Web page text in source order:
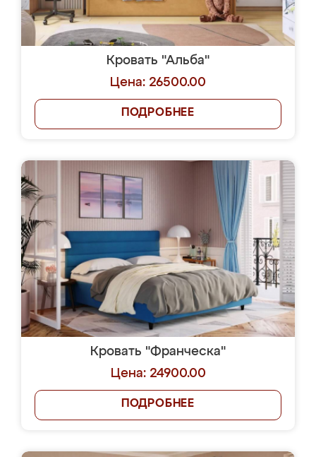
Кровать "Альба"
Цена: 26500.00
ПОДРОБНЕЕ
Кровать "Франческа"
Цена: 24900.00
ПОДРОБНЕЕ